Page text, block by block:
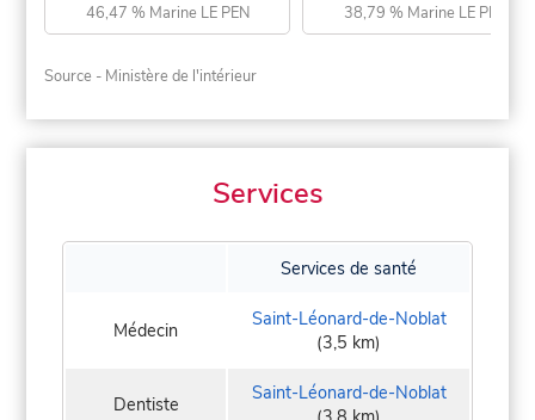
46,47 % Marine LE PEN 38,79 % Marine LE PEN
Source - Ministère de l'intérieur
Services
Services de santé
Médecin
Saint-Léonard-de-Noblat
(3,5 km)
Dentiste
Saint-Léonard-de-Noblat